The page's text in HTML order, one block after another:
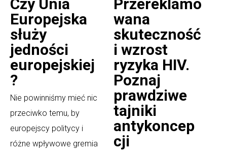
Czy Unia
Europejska
służy
jedności
europejskiej
?
Nie powinniśmy mieć nic
przeciwko temu, by
europejscy politycy i
różne wpływowe gremia
Przereklamo
wana
skuteczność
i wzrost
ryzyka HIV.
Poznaj
prawdziwe
tajniki
antykoncep
cji